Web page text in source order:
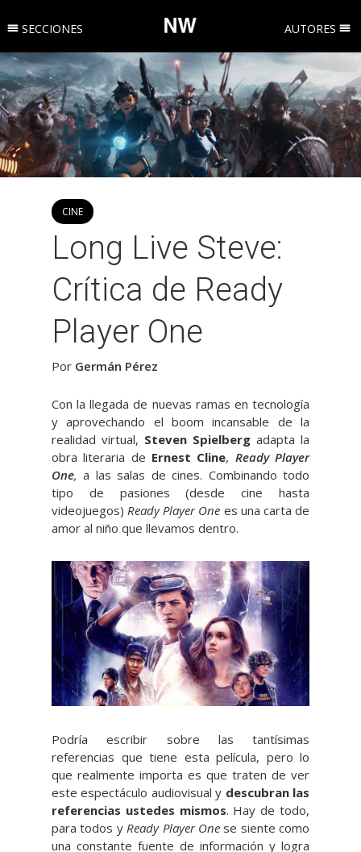
SECCIONES AUTORES
CINE
Long Live Steve:
Crítica de Ready
Player One
Por Germán Pérez
Con la llegada de nuevas ramas en tecnología
y aprovechando el boom incansable de la
realidad virtual, Steven Spielberg adapta la
obra literaria de Ernest Cline, Ready Player
One, a las salas de cines. Combinando todo
tipo de pasiones (desde cine hasta
videojuegos) Ready Player One es una carta de
amor al niño que llevamos dentro.
Podría escribir sobre las tantísimas
referencias que tiene esta película, pero lo
que realmente importa es que traten de ver
este espectáculo audiovisual y descubran las
referencias ustedes mismos. Hay de todo,
para todos yReady Player Onese siente como
una constante fuente de información y logra